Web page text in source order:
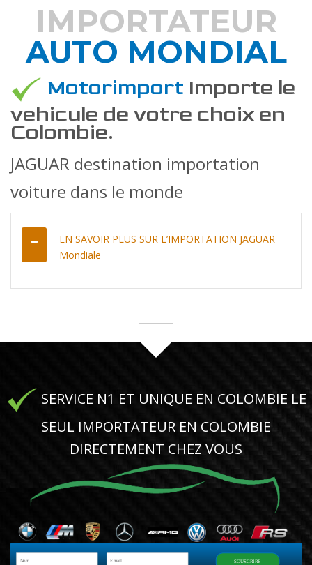
DÉCOUVREZ COMMENT
IMPORTATEUR
AUTO MONDIAL
Motorimport Importe le
vehicule de votre choix en
Colombie.
JAGUAR destination importation
voiture dans le monde
EN SAVOIR PLUS SUR L’IMPORTATION JAGUAR
Mondiale
SERVICE N1 ET UNIQUE EN COLOMBIE LE
SEUL IMPORTATEUR EN COLOMBIE
DIRECTEMENT CHEZ VOUS
SOUSCRIRE